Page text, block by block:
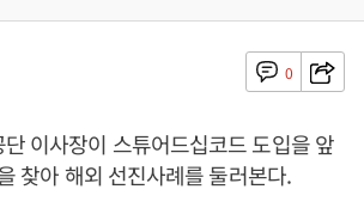
0
이사장이 스튜어드십코드 도입을 앞
찾아 해외 선진사례를 둘러본다.